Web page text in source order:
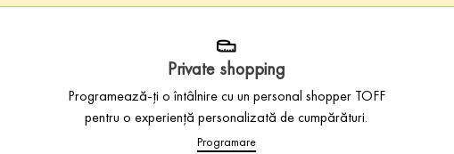
Private shopping
Programează-ți o întâlnire cu un personal shopper TOFF
pentru o experiență personalizată de cumpărături.
Programare